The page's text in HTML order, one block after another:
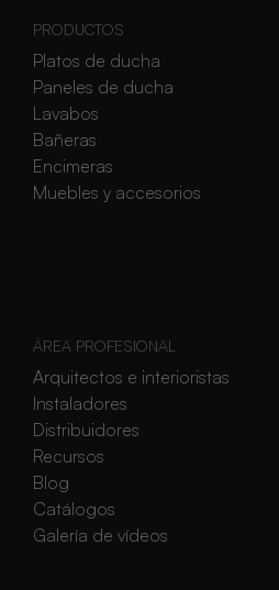
PRODUCTOS
Platos de ducha
Paneles de ducha
Lavabos
Bañeras
Encimeras
Muebles y accesorios
ÁREA PROFESIONAL
Arquitectos e interioristas
Instaladores
Distribuidores
Recursos
Blog
Catálogos
Galería de vídeos